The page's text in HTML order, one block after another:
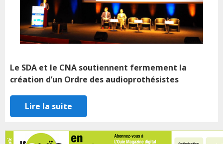
Le SDA et le CNA soutiennent fermement la
création d’un Ordre des audioprothésistes
Lire la suite